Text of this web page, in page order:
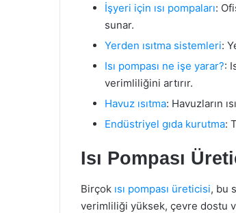
İşyeri için ısı pompaları:
sunar.
Yerden ısıtma sistemleri:
Isı pompası ne işe yarar?:
verimliliğini artırır.
Havuz ısıtma: Havuzların
Endüstriyel gıda kurutma:
Isı Pompası
Birçok ısı pompası üreticisi, bu
verimliliği yüksek, çevre dostu